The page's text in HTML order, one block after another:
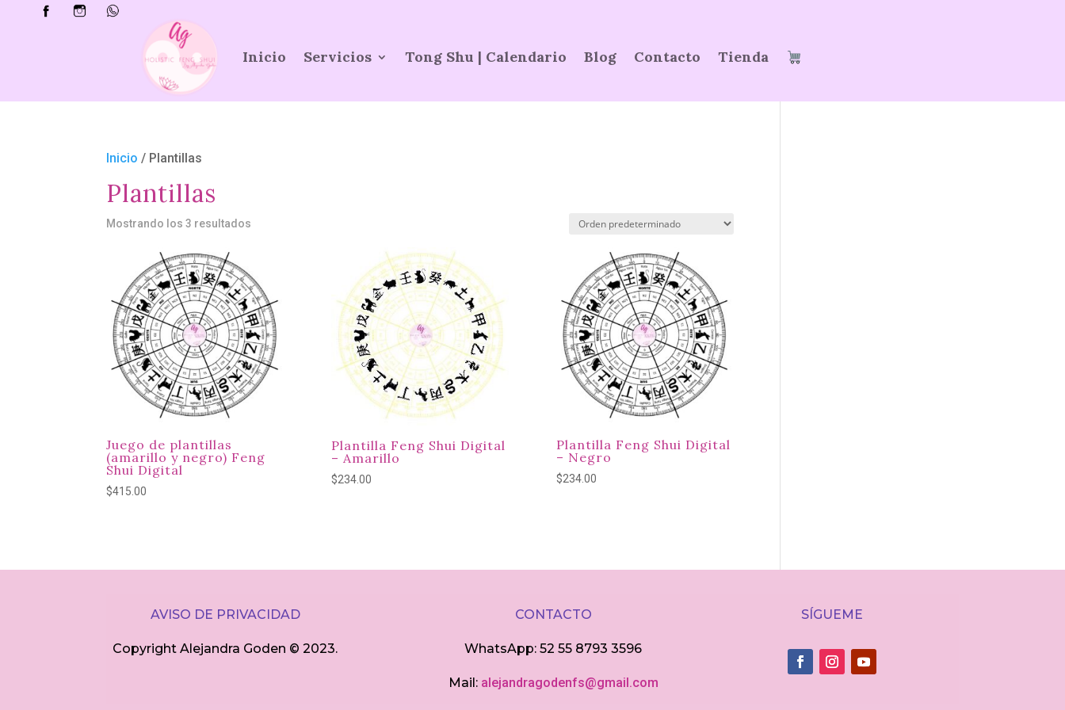
Inicio Servicios Tong Shu | Calendario Blog Contacto Tienda
Inicio / Plantillas
Plantillas
Mostrando los 3 resultados
Juego de plantillas
(amarillo y negro) Feng
Shui Digital
$415.00
Plantilla Feng Shui Digital
– Amarillo
$234.00
Plantilla Feng Shui Digital
– Negro
$234.00
AVISO DE PRIVACIDAD
Copyright Alejandra Goden ©2023.
CONTACTO
WhatsApp: 52 55 8793 3596
Mail: alejandragodenfs@gmail.com
SÍGUEME